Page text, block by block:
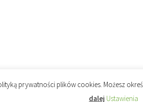
prywatności plików cookies. Możesz
dalej Ustawienia